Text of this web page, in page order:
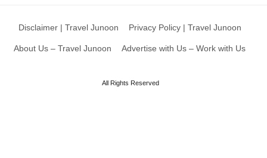
Disclaimer | Travel Junoon Privacy Policy | Travel Junoon
About Us – Travel Junoon Advertise with Us – Work with Us
All Rights Reserved